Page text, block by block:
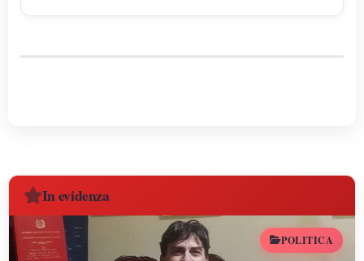
emotiva del mondo milanista.
In evidenza
POLITICA